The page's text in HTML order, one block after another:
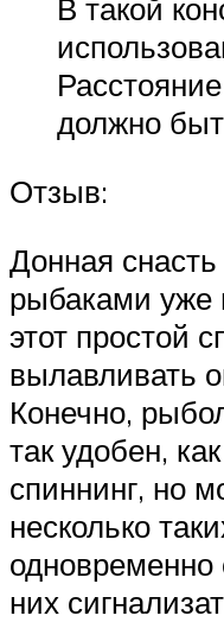
В такой
должно
Отзыв:
Донная снасть
рыбаками уже
этот простой
вылавливать
Конечно,
так удобен,
спиннинг, но
несколько
них